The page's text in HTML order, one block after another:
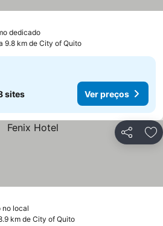
dedicadoVer preços
9.8 km de City of Quito
sites Ver preços
Partilhar
no local
km de City of Quito